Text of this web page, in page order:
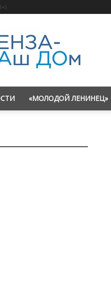
«Пенза
—
наш
дом»
«МОЛОДОЙ ЛЕНИНЕЦ»